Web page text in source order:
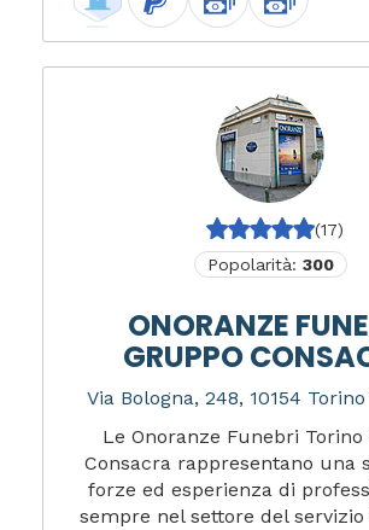
(17)
Popolarità: 300
ONORANZE
GRUPPO
Via Bologna, 248, 10154
Le Onoranze Funebri Torino
Consacra rappresentano una
forze ed esperienza di
sempre nel settore del